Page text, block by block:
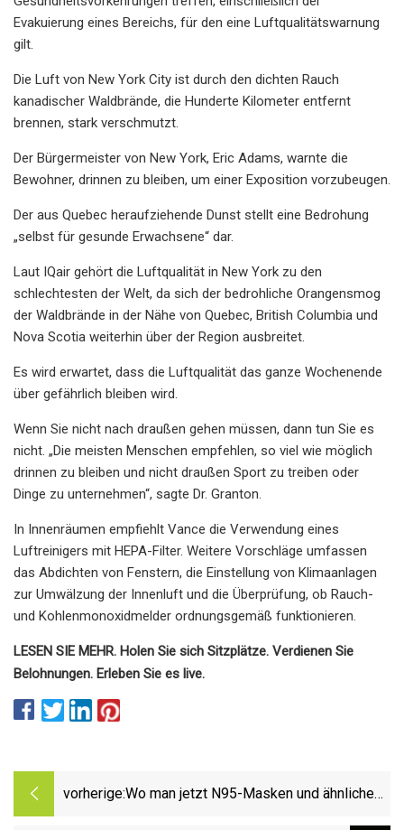
Evakuierung eines Bereichs, für den eine Luftqualitätswarnung
gilt.
Die Luft von New York City ist durch den dichten Rauch
kanadischer Waldbrände, die Hunderte Kilometer entfernt
brennen, stark verschmutzt.
Der Bürgermeister von New York, Eric Adams, warnte die
Bewohner, drinnen zu bleiben, um einer Exposition vorzubeugen.
Der aus Quebec heraufziehende Dunst stellt eine Bedrohung
„selbst für gesunde Erwachsene“ dar.
Laut IQair gehört die Luftqualität in New York zu den
schlechtesten der Welt, da sich der bedrohliche Orangensmog
der Waldbrände in der Nähe von Quebec, British Columbia und
Nova Scotia weiterhin über der Region ausbreitet.
​​Es wird erwartet, dass die Luftqualität das ganze Wochenende
über gefährlich bleiben wird.
Wenn Sie nicht nach draußen gehen müssen, dann tun Sie es
nicht. „Die meisten Menschen empfehlen, so viel wie möglich
drinnen zu bleiben und nicht draußen Sport zu treiben oder
Dinge zu unternehmen“, sagte Dr. Granton.
In Innenräumen empfiehlt Vance die Verwendung eines
Luftreinigers mit HEPA-Filter. Weitere Vorschläge umfassen
das Abdichten von Fenstern, die Einstellung von Klimaanlagen
zur Umwälzung der Innenluft und die Überprüfung, ob Rauch-
und Kohlenmonoxidmelder ordnungsgemäß funktionieren.
LESEN SIE MEHR. Holen Sie sich Sitzplätze. Verdienen Sie
Belohnungen. Erleben Sie es live.
vorherige:Wo man jetzt N95-Masken und ähnliche